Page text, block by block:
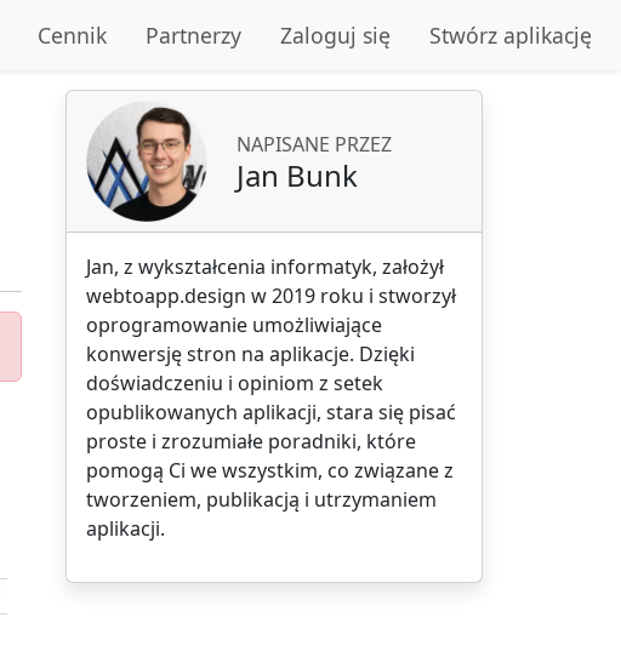
Cennik Partnerzy Zaloguj się Stwórz aplikację
NAPISANE PRZEZ
Jan Bunk
Jan, z wykształcenia informatyk, założył
webtoapp.design w 2019 roku i stworzył
oprogramowanie umożliwiające
konwersję stron na aplikacje. Dzięki
doświadczeniu i opiniom z setek
opublikowanych aplikacji, stara się pisać
proste i zrozumiałe poradniki, które
pomogą Ci we wszystkim, co związane z
tworzeniem, publikacją i utrzymaniem
aplikacji.